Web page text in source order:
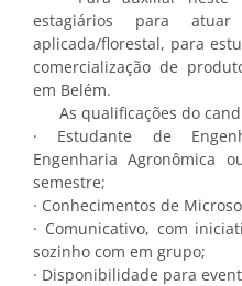
estagiários para
aplicada/florestal, para
comercialização de
em Belém.
As qualificações do
· Estudante de
Engenharia Agronômica
semestre;
· Conhecimentos de
· Comunicativo, com
sozinho com em grupo;
· Disponibilidade para